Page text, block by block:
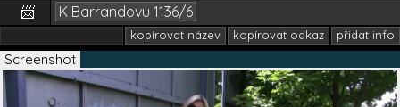
📨
K Barrandovu 1136/6
kopírovat název kopírovat odkaz přidat info
Screenshot